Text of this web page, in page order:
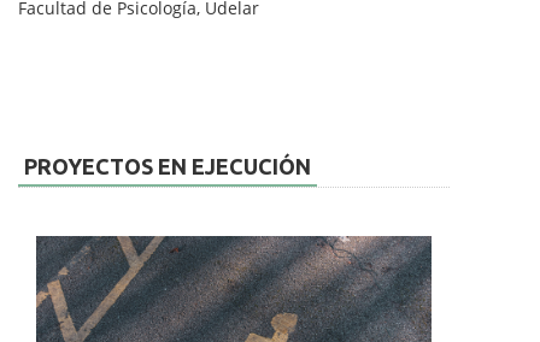
Facultad de Psicología, Udelar
PROYECTOS EN EJECUCIÓN